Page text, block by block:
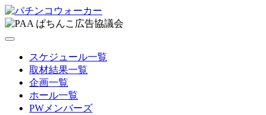
スケジュール一覧
取材結果一覧
企画一覧
ホール一覧
PWメンバーズ